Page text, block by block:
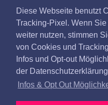
Diese Webseite benutzt
Tracking-Pixel. Wenn
weiter nutzen, stimmen
von Cookies und
Infos und Opt-out
der
Infos & Opt Out
Kommentare-Feed
Google Analytics deaktivieren